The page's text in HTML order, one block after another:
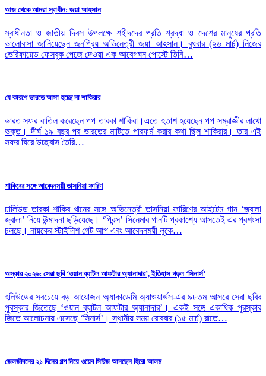
আজ থেকে আমরা স্বাধীন: জয়া আহসান
স্বাধীনতা ও জাতীয় দিবস উপলক্ষে শহীদদের প্রতি শ্রদ্ধা ও দেশের মানুষের প্রতি
ভালোবাসা জানিয়েছেন জনপ্রিয় অভিনেত্রী জয়া আহসান। বুধবার (২৬ মার্চ) নিজের
ভেরিফায়েড ফেসবুক পেজে দেওয়া এক আবেগঘন পোস্টে তিনি…
যে কারণে ভারতে আসা হচ্ছে না শাকিরার
ভারত সফর বাতিল করেছেন পপ তারকা শাকিরা।এতে হতাশ হয়েছেন পপ সম্রাজ্ঞীর লাখো
ভক্ত। দীর্ঘ ১৯ বছর পর ভারতের মাটিতে পারফর্ম করার কথা ছিল শাকিরার। তার এই
সফর ঘিরে উচ্ছ্বাস তৈরি…
শাকিবের সঙ্গে আবেদনময়ী তাসনিয়া ফারিণ
ঢালিউড তারকা শাকিব খানের সঙ্গে অভিনেত্রী তাসনিয়া ফারিণের আইটেম গান ‘জ্বালা
জ্বালা’ নিয়ে উন্মাদনা ছড়িয়েছে। ‘প্রিন্স’ সিনেমার গানটি প্রকাশ্যে আসতেই এর প্রশংসা
চলছে। নায়কের স্টাইলিশ গেট আপ এবং আবেদনময়ী লুকে…
অস্কার ২০২৬: সেরা ছবি ‘ওয়ান ব্যাটল আফটার অ্যানাদার’, ইতিহাস গড়ল ‘সিনার্স’
হলিউডের সবচেয়ে বড় আয়োজন অ্যাকাডেমি অ্যাওয়ার্ডস-এর ৯৮তম আসরে সেরা ছবির
পুরস্কার জিতেছে ‘ওয়ান ব্যাটল আফটার অ্যানাদার’। একই সঙ্গে একাধিক পুরস্কার
জিতে আলোচনায় এসেছে ‘সিনার্স’। স্থানীয় সময় রোববার (১৫ মার্চ) রাতে…
জেলজীবনের ২১ দিনের গল্প নিয়ে ওয়েব সিরিজ আনছেন হিরো আলম